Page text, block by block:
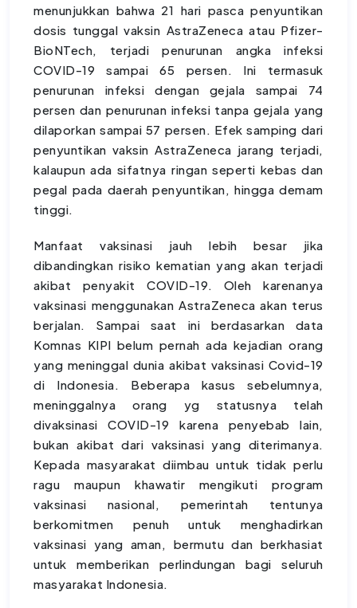
menunjukkan bahwa 21 hari pasca penyuntikan
dosis tunggal vaksin AstraZeneca atau Pfizer-
BioNTech, terjadi penurunan angka infeksi
COVID-19 sampai 65 persen. Ini termasuk
penurunan infeksi dengan gejala sampai 74
persen dan penurunan infeksi tanpa gejala yang
dilaporkan sampai 57 persen. Efek samping dari
penyuntikan vaksin AstraZeneca jarang terjadi,
kalaupun ada sifatnya ringan seperti kebas dan
pegal pada daerah penyuntikan, hingga demam
tinggi.
Manfaat vaksinasi jauh lebih besar jika
dibandingkan risiko kematian yang akan terjadi
akibat penyakit COVID-19. Oleh karenanya
vaksinasi menggunakan AstraZeneca akan terus
berjalan. Sampai saat ini berdasarkan data
Komnas KIPI belum pernah ada kejadian orang
yang meninggal dunia akibat vaksinasi Covid-19
di Indonesia. Beberapa kasus sebelumnya,
meninggalnya orang yg statusnya telah
divaksinasi COVID-19 karena penyebab lain,
bukan akibat dari vaksinasi yang diterimanya.
Kepada masyarakat diimbau untuk tidak perlu
ragu maupun khawatir mengikuti program
vaksinasi nasional, pemerintah tentunya
berkomitmen penuh untuk menghadirkan
vaksinasi yang aman, bermutu dan berkhasiat
untuk memberikan perlindungan bagi seluruh
masyarakat Indonesia.